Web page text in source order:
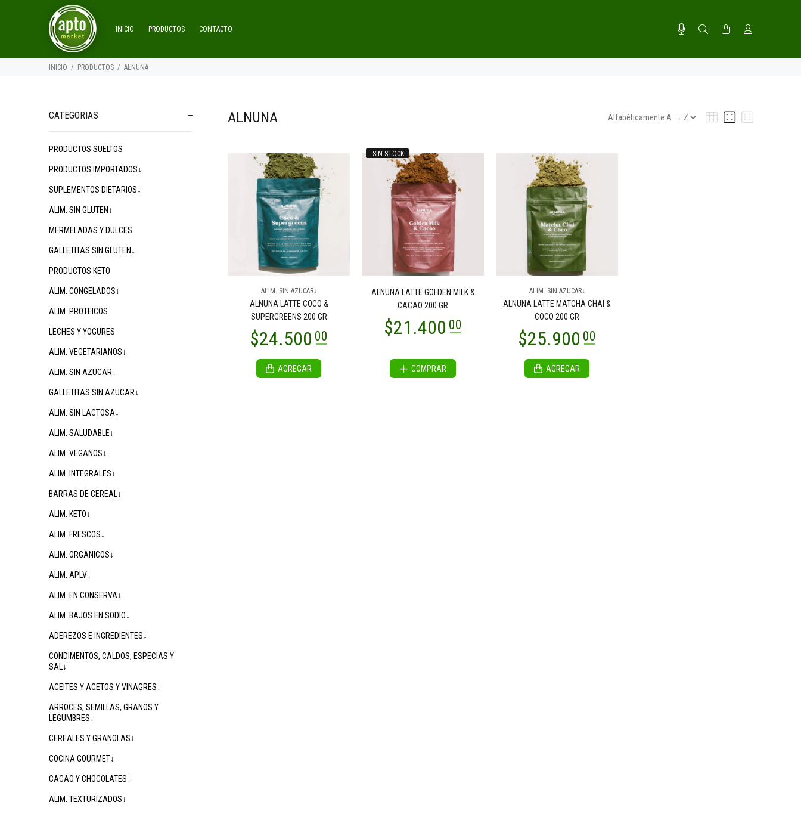
INICIO PRODUCTOS CONTACTO
INICIO PRODUCTOS ALNUNA
CATEGORIAS
PRODUCTOS SUELTOS
PRODUCTOS IMPORTADOS↓
SUPLEMENTOS DIETARIOS↓
ALIM. SIN GLUTEN↓
MERMELADAS Y DULCES
GALLETITAS SIN GLUTEN↓
PRODUCTOS KETO
ALIM. CONGELADOS↓
ALIM. PROTEICOS
LECHES Y YOGURES
ALIM. VEGETARIANOS↓
ALIM. SIN AZUCAR↓
GALLETITAS SIN AZUCAR↓
ALIM. SIN LACTOSA↓
ALIM. SALUDABLE↓
ALIM. VEGANOS↓
ALIM. INTEGRALES↓
BARRAS DE CEREAL↓
ALIM. KETO↓
ALIM. FRESCOS↓
ALIM. ORGANICOS↓
ALIM. APLV↓
ALIM. EN CONSERVA↓
ALIM. BAJOS EN SODIO↓
ADEREZOS E INGREDIENTES↓
CONDIMENTOS, CALDOS, ESPECIAS Y
SAL↓
ACEITES Y ACETOS Y VINAGRES↓
ARROCES, SEMILLAS, GRANOS Y
LEGUMBRES↓
CEREALES Y GRANOLAS↓
COCINA GOURMET↓
CACAO Y CHOCOLATES↓
ALIM. TEXTURIZADOS↓
ALNUNA
ALIM. SIN AZUCAR↓
ALNUNA LATTE COCO &
SUPERGREENS 200 GR
$24.500
AGREGAR
SIN STOCK
ALNUNA LATTE GOLDEN MILK &
CACAO 200 GR
COMPRAR
ALIM. SIN AZUCAR↓
ALNUNA LATTE MATCHA CHAI &
COCO 200 GR
$25.90000
AGREGAR